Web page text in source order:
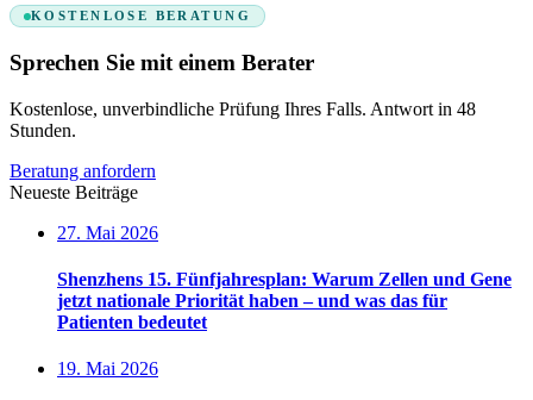
KOSTENLOSE BERATUNG
Sprechen Sie mit einem Berater
Kostenlose, unverbindliche Prüfung Ihres Falls. Antwort in 48
Stunden.
Beratung anfordern
Neueste Beiträge
27. Mai 2026
Shenzhens 15. Fünfjahresplan: Warum Zellen und Gene
jetzt nationale Priorität haben – und was das für
Patienten bedeutet
19. Mai 2026